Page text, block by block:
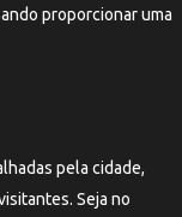
proporcionar uma
pela cidade,
Seja no